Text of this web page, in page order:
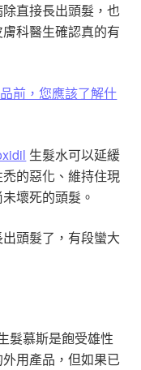
直接長出頭髮，也
科醫生確認真的有
前，您應該了解什
生髮水可以延緩
的惡化、維持住現
壞死的頭髮。
頭髮了，有段蠻大
髮慕斯是飽受雄性
用產品，但如果已